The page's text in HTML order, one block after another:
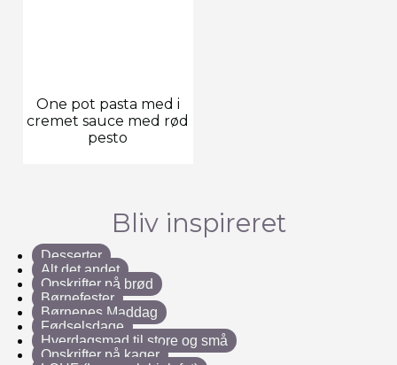
One pot pasta med i
cremet sauce med rød
pesto
Bliv inspireret
Desserter
Alt det andet
Opskrifter på brød
Børnefester
Børnenes Maddag
Fødselsdage
Hverdagsmad til store og små
Opskrifter på kager